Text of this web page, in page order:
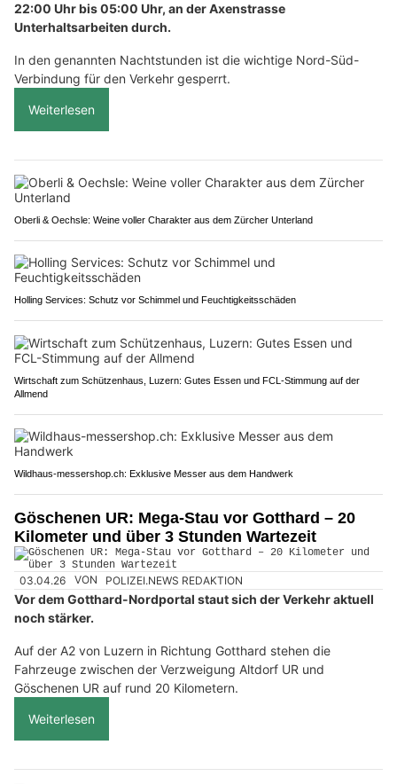
22:00 Uhr bis 05:00 Uhr, an der Axenstrasse
Unterhaltsarbeiten durch.
In den genannten Nachtstunden ist die wichtige Nord-Süd-
Verbindung für den Verkehr gesperrt.
Weiterlesen
Oberli & Oechsle: Weine voller Charakter aus dem Zürcher Unterland
Holling Services: Schutz vor Schimmel und Feuchtigkeitsschäden
Wirtschaft zum Schützenhaus, Luzern: Gutes Essen und FCL-Stimmung auf der
Allmend
Wildhaus-messershop.ch: Exklusive Messer aus dem Handwerk
Göschenen UR: Mega-Stau vor Gotthard – 20
Kilometer und über 3 Stunden Wartezeit
03.04.26 VON POLIZEI.NEWS REDAKTION
Vor dem Gotthard-Nordportal staut sich der Verkehr aktuell
noch stärker.
Auf der A2 von Luzern in Richtung Gotthard stehen die
Fahrzeuge zwischen der Verzweigung Altdorf UR und
Göschenen UR auf rund 20 Kilometern.
Weiterlesen